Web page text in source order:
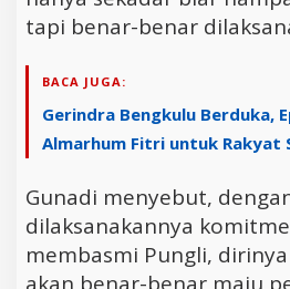
tapi benar-benar
BACA JUGA:
Gerindra Bengkulu Berduka,
Almarhum Fitri untuk Rakyat
Gunadi menyebut,
dilaksanakannya
membasmi Pungli,